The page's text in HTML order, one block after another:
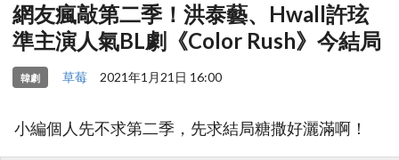
網友瘋敲第二季！洪泰藝、Hwall許玹
準主演人氣BL劇《Color Rush》今結局
韓劇 草莓 2021年1月21日 16:00
小編個人先不求第二季，先求結局糖撒好灑滿啊！